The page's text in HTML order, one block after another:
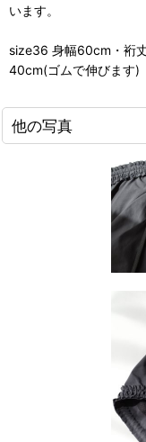
います。
size36 身幅60cm・裄
40cm(ゴムで伸びます)
他の写真